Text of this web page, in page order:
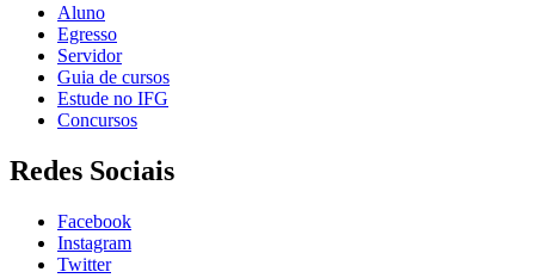
Aluno
Egresso
Servidor
Guia de cursos
Estude no IFG
Concursos
Redes Sociais
Facebook
Instagram
Twitter